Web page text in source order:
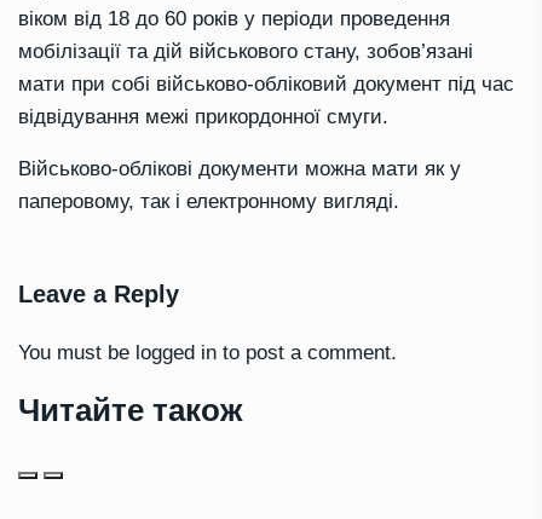
віком від 18 до 60 років у періоди проведення
мобілізації та дій військового стану, зобов’язані
мати при собі військово-обліковий документ під час
відвідування межі прикордонної смуги.
Військово-облікові документи можна мати як у
паперовому, так і електронному вигляді.
Leave a Reply
You must be logged in to post a comment.
Читайте також